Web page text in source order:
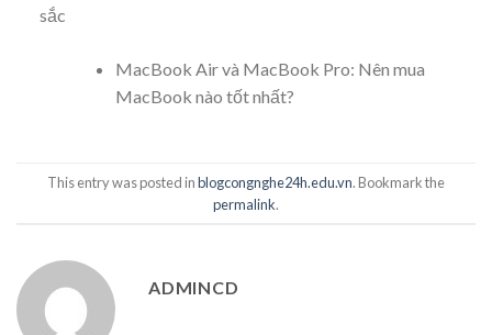
sắc
MacBook Air và MacBook Pro: Nên mua
MacBook nào tốt nhất?
This entry was posted inblogcongnghe24h.edu.vn. Bookmark the
permalink.
ADMINCD